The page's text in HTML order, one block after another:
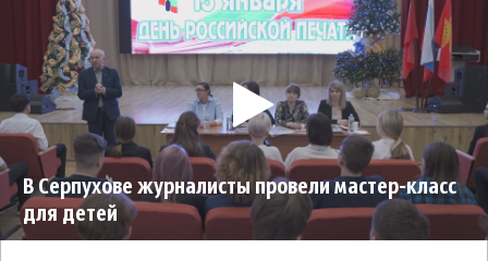
В Серпухове журналисты провели мастер-класс
для детей